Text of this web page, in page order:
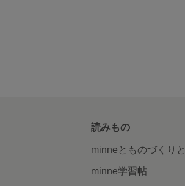
読みもの
minneとものづくりと
minne学習帖